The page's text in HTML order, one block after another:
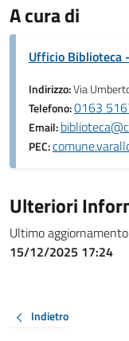
A cura di
Ufficio Biblioteca
Indirizzo:Via
Telefono:0163
Email:
PEC:
Ulteriori
Ultimo aggiornamento
15/12/2025 17:24
Indietro